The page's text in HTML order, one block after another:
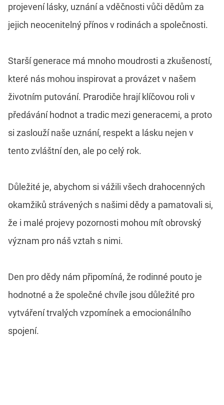
projevení lásky, uznání a vděčnosti vůči dědům za
jejich neocenitelný přínos v rodinách a společnosti.
Starší generace má mnoho moudrosti a zkušeností,
které nás mohou inspirovat a provázet v našem
životním putování. Prarodiče hrají klíčovou roli v
předávání hodnot a tradic mezi generacemi, a proto
si zaslouží naše uznání, respekt a lásku nejen v
tento zvláštní den, ale po celý rok.
Důležité je, abychom si vážili všech drahocenných
okamžiků strávených s našimi dědy a pamatovali si,
že i malé projevy pozornosti mohou mít obrovský
význam pro náš vztah s nimi.
Den pro dědy nám připomíná, že rodinné pouto je
hodnotné a že společné chvíle jsou důležité pro
vytváření trvalých vzpomínek a emocionálního
spojení.